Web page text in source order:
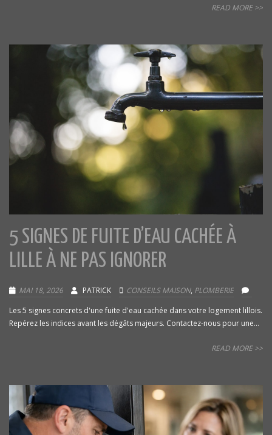
READ MORE >>
5 SIGNES DE FUITE D’EAU CACHÉE À
LILLE À NE PAS IGNORER
MAI 18, 2026 PATRICK CONSEILS MAISON, PLOMBERIE
Les 5 signes concrets d'une fuite d'eau cachée dans votre logement lillois.
Repérez les indices avant les dégâts majeurs. Contactez-nous pour une...
READ MORE >>